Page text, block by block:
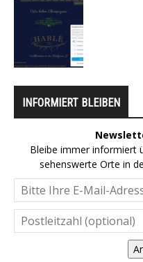
INFORMIERT BLEIBEN
Bleibe immer informiert
sehenswerte Orte in